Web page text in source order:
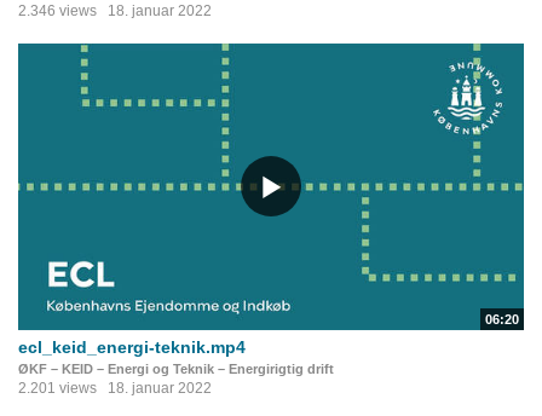
2.346 views 18. januar 2022
06:20
ecl_keid_energi-teknik.mp4
ØKF – KEID – Energi og Teknik – Energirigtig drift
2.201 views 18. januar 2022